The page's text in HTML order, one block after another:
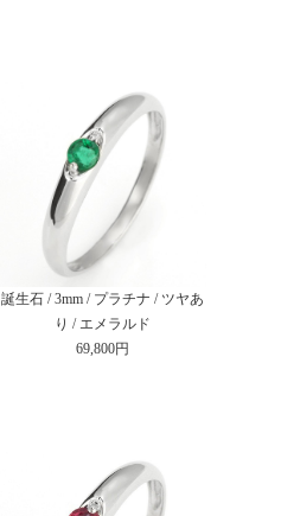
誕生石 / 3mm / プラチナ / ツヤあ
り / エメラルド
69,800円